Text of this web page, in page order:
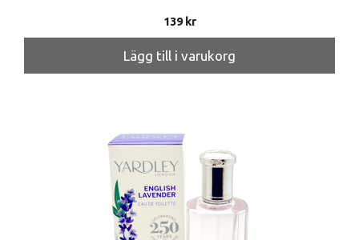
139kr
Lägg till i varukorg